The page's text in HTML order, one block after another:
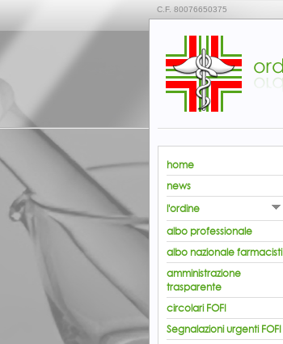
C.F. 80076650375
home
news
l'ordine
albo professionale
albo nazionale farmacisti
amministrazione
trasparente
circolari FOFI
Segnalazioni urgenti FOFI